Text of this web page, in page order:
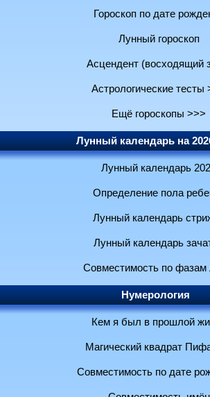
Гороскоп по дате
Лунный гороскоп
Асцендент (восходящий
Астрологические тесты
Ещё гороскопы >>>
Лунный календарь на
Лунный календарь
Определение пола
Лунный календарь
Лунный календарь
Совместимость по фазам
Нумерология
Кем я был в прошлой
Магический квадрат
Совместимость по дате